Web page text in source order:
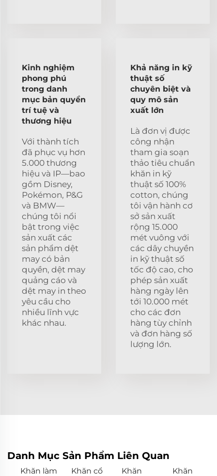
Kinh nghiệm
phong phú
trong danh
mục bản quyền
trí tuệ và
thương hiệu
Với thành tích
đã phục vụ hơn
5.000 thương
hiệu và IP—bao
gồm Disney,
Pokémon, P&G
và BMW—
chúng tôi nổi
bật trong việc
sản xuất các
sản phẩm dệt
may có bản
quyền, dệt may
quảng cáo và
dệt may in theo
yêu cầu cho
nhiều lĩnh vực
khác nhau.
Khả năng in kỹ
thuật số
chuyên biệt và
quy mô sản
xuất lớn
Là đơn vị được
công nhận
tham gia soạn
thảo tiêu chuẩn
khăn in kỹ
thuật số 100%
cotton, chúng
tôi vận hành cơ
sở sản xuất
rộng 15.000
mét vuông với
các dây chuyền
in kỹ thuật số
tốc độ cao, cho
phép sản xuất
hàng ngày lên
tới 10.000 mét
cho các đơn
hàng tùy chỉnh
và đơn hàng số
lượng lớn.
Danh Mục Sản Phẩm Liên Quan
Khăn làm
Khăn cổ
Khăn
Khăn